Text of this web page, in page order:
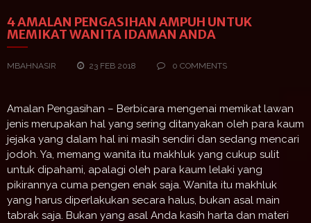
4 AMALAN PENGASIHAN AMPUH UNTUK
MEMIKAT WANITA IDAMAN ANDA
MBAHNASIR 23 FEB 2018 0 COMMENTS
Amalan Pengasihan – Berbicara mengenai memikat lawan
jenis merupakan hal yang sering ditanyakan oleh para kaum
jejaka yang dalam hal ini masih sendiri dan sedang mencari
jodoh. Ya, memang wanita itu makhluk yang cukup sulit
untuk dipahami, apalagi oleh para kaum lelaki yang
pikirannya cuma pengen enak saja. Wanita itu makhluk
yang harus diperlakukan secara halus, bukan asal main
tabrak saja. Bukan yang asal Anda kasih harta dan materi